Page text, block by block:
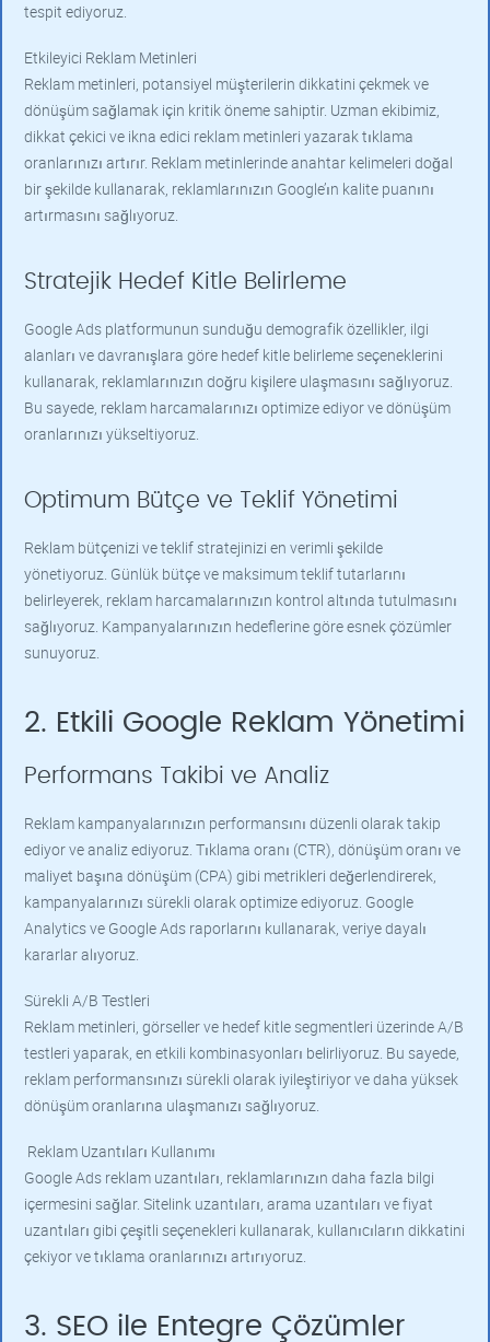
tespit ediyoruz.
Etkileyici Reklam Metinleri
Reklam metinleri, potansiyel müşterilerin dikkatini çekmek ve
dönüşüm sağlamak için kritik öneme sahiptir. Uzman ekibimiz,
dikkat çekici ve ikna edici reklam metinleri yazarak tıklama
oranlarınızı artırır. Reklam metinlerinde anahtar kelimeleri doğal
bir şekilde kullanarak, reklamlarınızın Google’ın kalite puanını
artırmasını sağlıyoruz.
Stratejik Hedef Kitle Belirleme
Google Ads platformunun sunduğu demografik özellikler, ilgi
alanları ve davranışlara göre hedef kitle belirleme seçeneklerini
kullanarak, reklamlarınızın doğru kişilere ulaşmasını sağlıyoruz.
Bu sayede, reklam harcamalarınızı optimize ediyor ve dönüşüm
oranlarınızı yükseltiyoruz.
Optimum Bütçe ve Teklif Yönetimi
Reklam bütçenizi ve teklif stratejinizi en verimli şekilde
yönetiyoruz. Günlük bütçe ve maksimum teklif tutarlarını
belirleyerek, reklam harcamalarınızın kontrol altında tutulmasını
sağlıyoruz. Kampanyalarınızın hedeflerine göre esnek çözümler
sunuyoruz.
2. Etkili Google Reklam Yönetimi
Performans Takibi ve Analiz
Reklam kampanyalarınızın performansını düzenli olarak takip
ediyor ve analiz ediyoruz. Tıklama oranı (CTR), dönüşüm oranı ve
maliyet başına dönüşüm (CPA) gibi metrikleri değerlendirerek,
kampanyalarınızı sürekli olarak optimize ediyoruz. Google
Analytics ve Google Ads raporlarını kullanarak, veriye dayalı
kararlar alıyoruz.
Sürekli A/B Testleri
Reklam metinleri, görseller ve hedef kitle segmentleri üzerinde A/B
testleri yaparak, en etkili kombinasyonları belirliyoruz. Bu sayede,
reklam performansınızı sürekli olarak iyileştiriyor ve daha yüksek
dönüşüm oranlarına ulaşmanızı sağlıyoruz.
Reklam Uzantıları Kullanımı
Google Ads reklam uzantıları, reklamlarınızın daha fazla bilgi
içermesini sağlar. Sitelink uzantıları, arama uzantıları ve fiyat
uzantıları gibi çeşitli seçenekleri kullanarak, kullanıcıların dikkatini
çekiyor ve tıklama oranlarınızı artırıyoruz.
3. SEO ile Entegre Çözümler